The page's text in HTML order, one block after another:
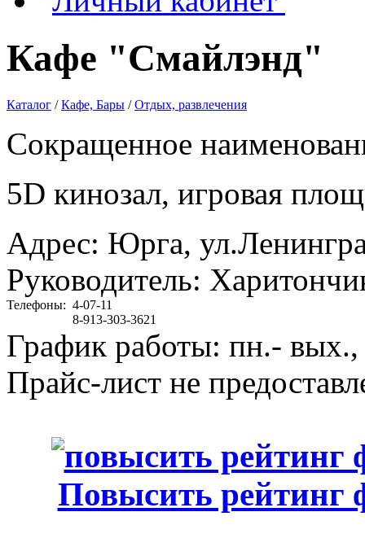
Кафе "Смайлэнд"
Каталог /Кафе, Бары /Отдых, развлечения
Сокращенное
5D кинозал, игровая
Адрес: Юрга,
Руководитель:
Телефоны: 4-07-11
8-913-303-3621
График работы: пн.- вых.,
Прайс-лист не
Повысить рейтинг